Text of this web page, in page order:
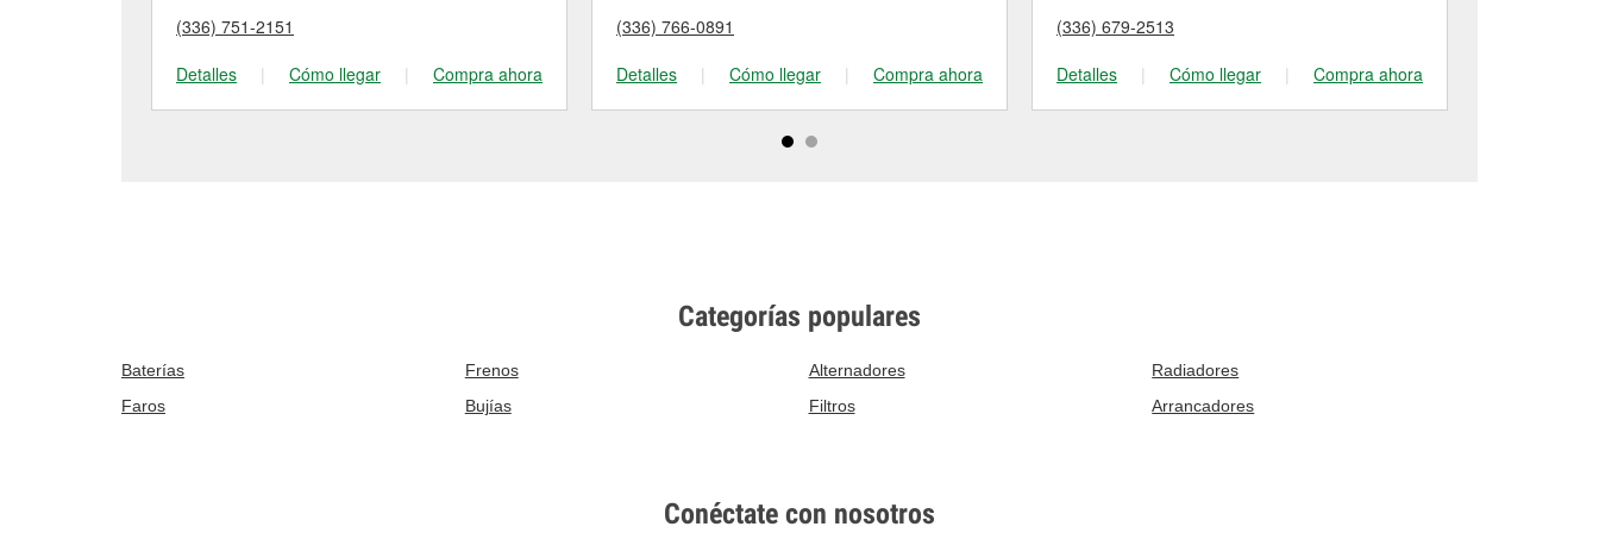
(336) 751-2151
Detalles
| Cómo llegar | Compra ahora
(336) 766-0891
Detalles
| Cómo llegar | Compra ahora
(336) 679-2513
Detalles
| Cómo llegar | Compra ahora
Categorías populares
Baterías Frenos Alternadores
Radiadores
Faros
Bujías Filtros Arrancadores
Conéctate con nosotros